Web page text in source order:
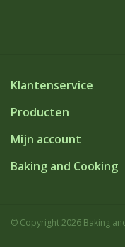
Klantenservice
Producten
Mijn account
Baking and Cooking
© Copyright 2026 Baking